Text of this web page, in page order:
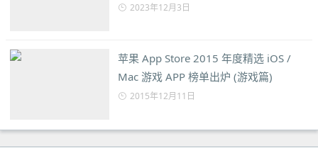
2023年12月3日
苹果 App Store 2015 年度精选 iOS /
Mac 游戏 APP 榜单出炉 (游戏篇)
2015年12月11日